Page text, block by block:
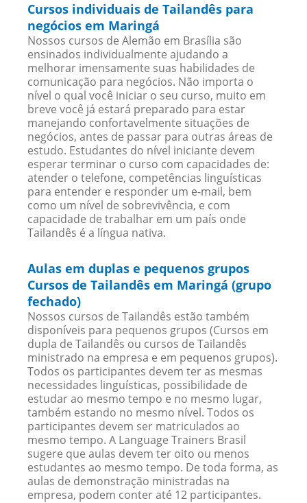
Cursos individuais de Tailandês para
negócios em Maringá
Nossos cursos de Alemão em Brasília são
ensinados individualmente ajudando a
melhorar imensamente suas habilidades de
comunicação para negócios. Não importa o
nível o qual você iniciar o seu curso, muito em
breve você já estará preparado para estar
manejando confortavelmente situações de
negócios, antes de passar para outras áreas de
estudo. Estudantes do nível iniciante devem
esperar terminar o curso com capacidades de:
atender o telefone, competências linguísticas
para entender e responder um e-mail, bem
como um nível de sobrevivência, e com
capacidade de trabalhar em um país onde
Tailandês é a língua nativa.
Aulas em duplas e pequenos grupos
Cursos de Tailandês em Maringá (grupo
fechado)
Nossos cursos de Tailandês estão também
disponíveis para pequenos grupos (Cursos em
dupla de Tailandês ou cursos de Tailandês
ministrado na empresa e em pequenos grupos).
Todos os participantes devem ter as mesmas
necessidades linguísticas, possibilidade de
estudar ao mesmo tempo e no mesmo lugar,
também estando no mesmo nível. Todos os
participantes devem ser matriculados ao
mesmo tempo. A Language Trainers Brasil
sugere que aulas devem ter oito ou menos
estudantes ao mesmo tempo. De toda forma, as
aulas de demonstração ministradas na
empresa, podem conter até 12 participantes.